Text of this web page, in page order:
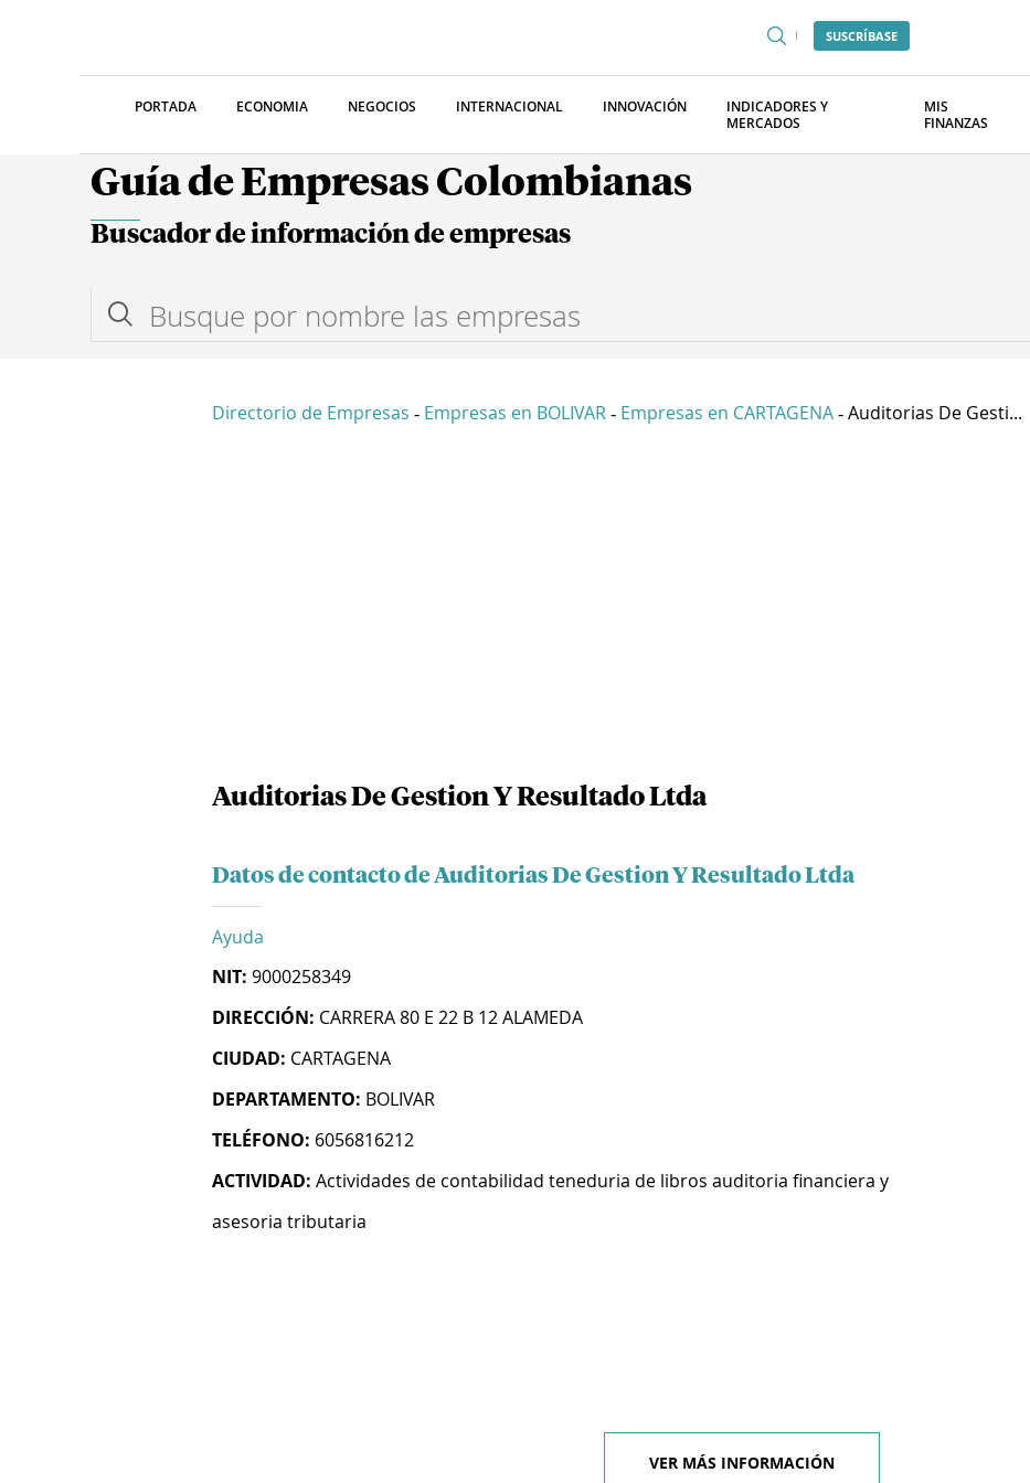
SUSCRÍBASE
PORTADA ECONOMIA NEGOCIOS INTERNACIONAL INNOVACIÓN
INDICADORES Y
MERCADOS
MIS
FINANZAS
Guía de Empresas Colombianas
Buscador de información de empresas
Directorio de Empresas - Empresas en BOLIVAR - Empresas en CARTAGENA - Auditorias De Gesti...
Auditorias De Gestion Y Resultado Ltda
Datos de contacto de Auditorias De Gestion Y Resultado Ltda
Ayuda
NIT: 9000258349
DIRECCIÓN: CARRERA 80 E 22 B 12 ALAMEDA
CIUDAD: CARTAGENA
DEPARTAMENTO: BOLIVAR
TELÉFONO: 6056816212
ACTIVIDAD: Actividades de contabilidad teneduria de libros auditoria financiera y
asesoria tributaria
VER MÁS INFORMACIÓN